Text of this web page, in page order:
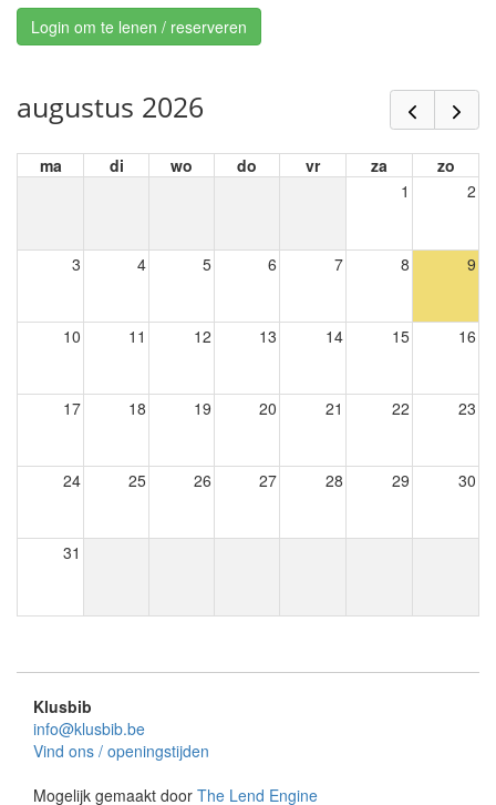
Login om te lenen / reserveren
augustus 2026
ma di wo do vr za
zo
1
2
3 4 5 6 7 8 9
10 11 12 13 14 15 16
17 18 19 20 21 22 23
24 25 26 27 28 29 30
31
Klusbib
info@klusbib.be
Vind ons / openingstijden
Mogelijk gemaakt door The Lend Engine